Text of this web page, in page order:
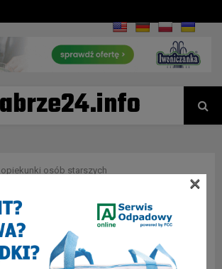
opiekunki osób starszych
osób ×